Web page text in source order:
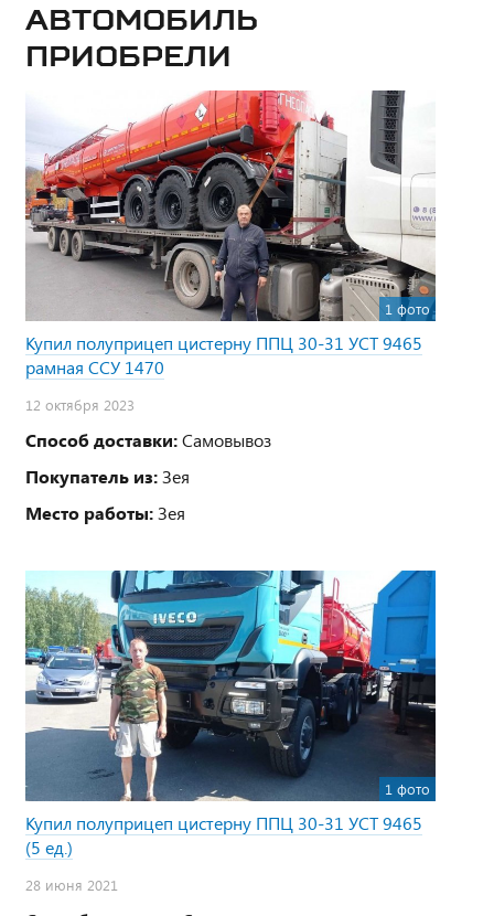
Автомобиль
приобрели
1 фото
Купил полуприцеп цистерну ППЦ 30-31 УСТ 9465
рамная ССУ 1470
12 октября 2023
Способ доставки:Самовывоз
Покупатель из:Зея
Место работы:Зея
1 фото
Купил полуприцеп цистерну ППЦ 30-31 УСТ 9465
(5 ед.)
28 июня 2021